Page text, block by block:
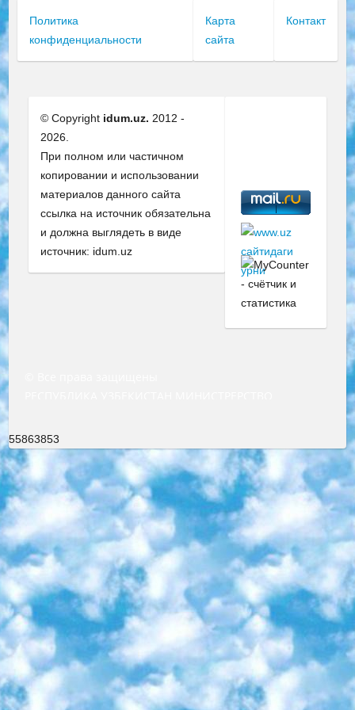
Политика
конфиденциальности
Карта
сайта
Контакт
© Copyright idum.uz. 2012 -
2026.
При полном или частичном
копировании и использовании
материалов данного сайта
ссылка на источник обязательна
и должна выглядеть в виде
источник: idum.uz
55863853